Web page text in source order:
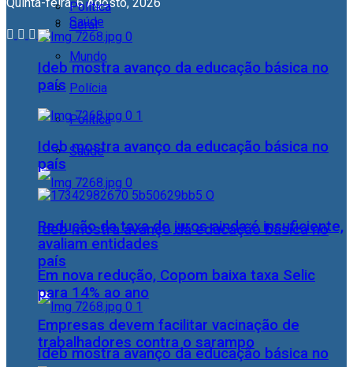
Geral
Mundo
Polícia
Política
Saúde
Ideb mostra avanço da educação básica no
país
Ideb mostra avanço da educação básica no
Política
Saúde
Ideb mostra avanço da educação básica no
país
Ideb mostra avanço da educação básica no
país
Redução da taxa de juros ainda é insuficiente,
avaliam entidades
Em nova redução, Copom baixa taxa Selic
para 14% ao ano
Empresas devem facilitar vacinação de
trabalhadores contra o sarampo